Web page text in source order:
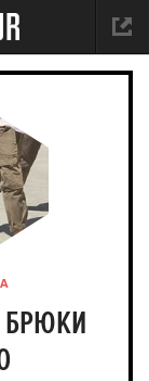
БРЮКИ